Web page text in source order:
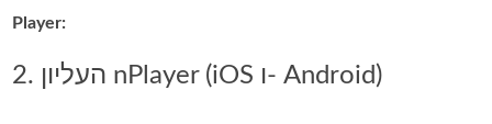
Player:
2. העליון nPlayer (iOS ו- Android)